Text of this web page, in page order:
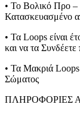
• Το Βολικό Προ –
Κατασκευασμένο
• Τα Loops είναι
και να τα Συνδέετε
• Τα Μακριά Loops
Σώματος
ΠΛΗΡΟΦΟΡΙΕΣ